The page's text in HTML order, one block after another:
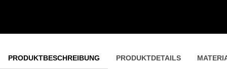
PRODUKTBESCHREIBUNG PRODUKTDETAILS